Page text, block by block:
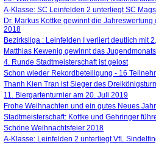
A-Klasse: SC Leinfelden 2 unterliegt SC
Dr. Markus Kottke gewinnt die
2018
Bezirksliga : Leinfelden I verliert deutlich mit
Matthias Kewenig gewinnt das
4. Runde Stadtmeisterschaft ist gelost
Schon wieder Rekordbeteiligung - 16
Thanh Kien Tran ist Sieger des
11. Biergartenturnier am 20. Juli 2019
Frohe Weihnachten und ein gutes Neues
Stadtmeisterschaft: Kottke und Gehringer
Schöne Weihnachtsfeier 2018
A-Klasse: Leinfelden 2 unterliegt VfL